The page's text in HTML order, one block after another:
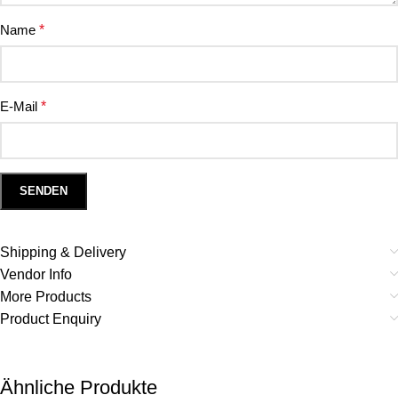
Name *
E-Mail *
Shipping & Delivery
Vendor Info
More Products
Product Enquiry
Ähnliche Produkte